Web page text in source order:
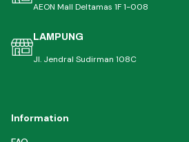
AEON Mall Deltamas 1F 1-008
LAMPUNG
Jl. Jendral Sudirman 108C
Information